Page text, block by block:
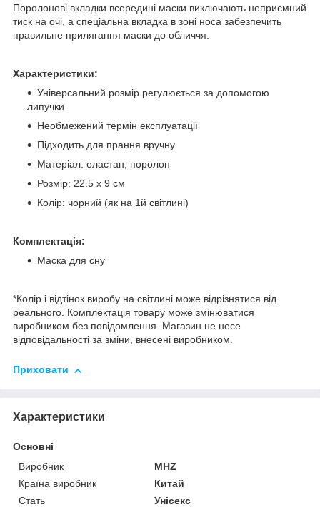
Поролонові вкладки всередині маски виключають неприємний
тиск на очі, а спеціальна вкладка в зоні носа забезпечить
правильне прилягання маски до обличчя.
Характеристики:
Універсальний розмір регулюється за допомогою
липучки
Необмежений термін експлуатації
Підходить для прання вручну
Матеріал: еластан, поролон
Розмір: 22.5 х 9 см
Колір: чорний (як на 1й світлині)
Комплектація:
Маска для сну
*Колір і відтінок виробу на світлині може відрізнятися від
реального. Комплектація товару може змінюватися
виробником без повідомлення. Магазин не несе
відповідальності за зміни, внесені виробником.
Приховати
Характеристики
Основні
Виробник
MHZ
Країна виробник
Китай
Стать
Унісекс